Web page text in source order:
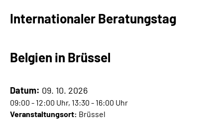
Experten
Über uns & Presse
Online-Services
Internationaler Beratungstag
Belgien in Brüssel
Datum: 09. 10. 2026
09:00 - 12:00 Uhr, 13:30 - 16:00 Uhr
Veranstaltungsort: Brüssel